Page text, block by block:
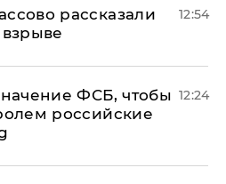
рассказали
12:54
ФСБ, чтобы
российские
12:24